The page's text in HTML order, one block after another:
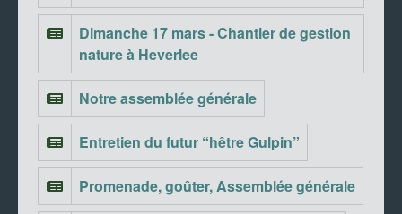
Dimanche 17 mars - Chantier de gestion
nature à Heverlee
Notre assemblée générale
Entretien du futur “hêtre Gulpin”
Promenade, goûter, Assemblée générale